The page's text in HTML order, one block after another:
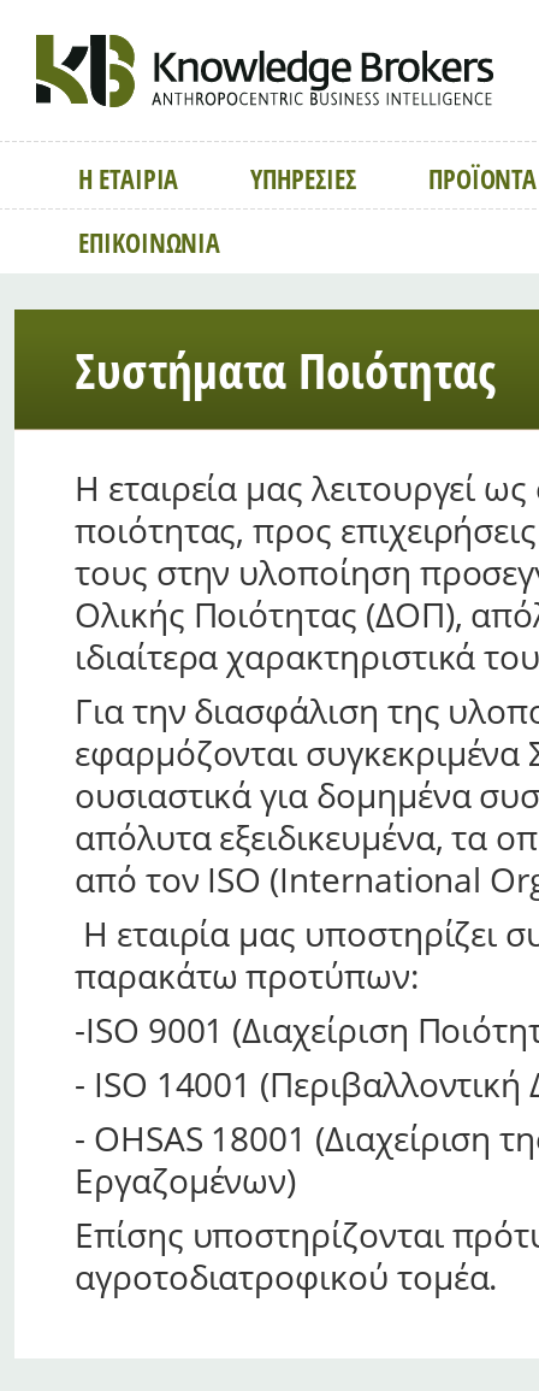
Η ΕΤΑΙΡΙΑ ΥΠΗΡΕΣΙΕΣ
ΠΡΟΪΟΝΤΑ
ΕΠΙΚΟΙΝΩΝΙΑ
Συστήματα Ποιότητας
H εταιρεία μας λειτουργεί
ποιότητας, προς
τους στην υλοποίηση
Ολικής Ποιότητας (ΔΟΠ),
ιδιαίτερα χαρακτηριστικά
Για την διασφάλιση της
εφαρμόζονται συγκεκριμένα
ουσιαστικά για δομημένα
απόλυτα εξειδικευμένα, τα
από τον ISO (International
Η εταιρία μας υποστηρίζει
παρακάτω προτύπων:
-ISO 9001 (Διαχείριση
- ISO 14001 (Περιβαλλοντική
- OHSAS 18001 (Διαχείριση
Εργαζομένων)
Επίσης υποστηρίζονται
αγροτοδιατροφικού τομέα.